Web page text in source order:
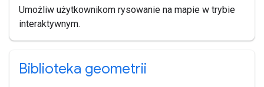
Umożliw użytkownikom rysowanie na mapie w trybie
interaktywnym.
Biblioteka geometrii